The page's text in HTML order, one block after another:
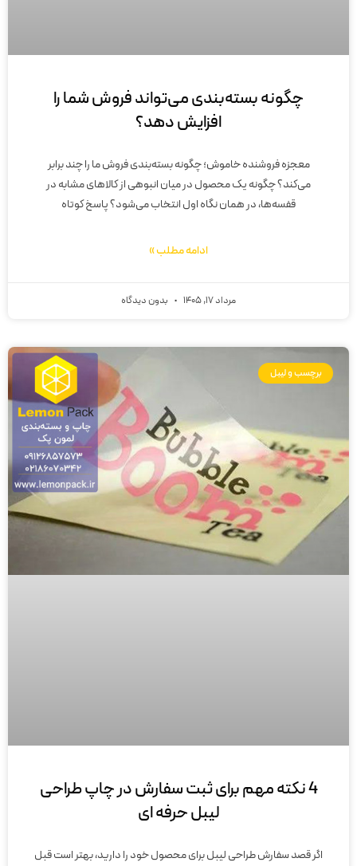
چگونه بسته‌بندی می‌تواند فروش شما را
افزایش دهد؟
معجزه فروشنده خاموش؛ چگونه بسته‌بندی فروش ما را چند برابر
می‌کند؟ چگونه یک محصول در میان انبوهی از کالاهای مشابه در
قفسه‌ها، در همان نگاه اول انتخاب می‌شود؟ پاسخ کوتاه
ادامه مطلب »
مرداد 17, 1405 بدون دیدگاه
برچسب و لیبل
4 نکته مهم برای ثبت سفارش در چاپ طراحی
لیبل حرفه ای
اگر قصد سفارش طراحی لیبل برای محصول خود را دارید، بهتر است قبل